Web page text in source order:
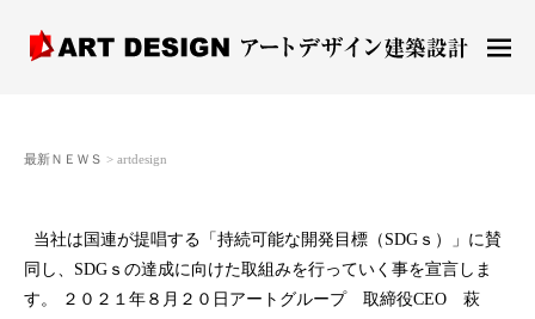
最新ＮＥＷＳ > artdesign
当社は国連が提唱する「持続可能な開発目標（SDGｓ）」に賛
同し、SDGｓの達成に向けた取組みを行っていく事を宣言しま
す。 ２０２１年８月２０日アートグループ 取締役CEO 萩